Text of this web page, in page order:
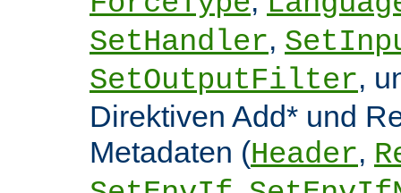
SetHandler,
SetOutputFilter,
Direktiven Add* und
Metadaten (Header,